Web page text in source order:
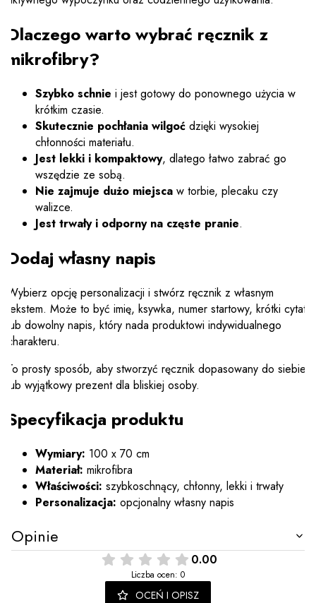
Dlaczego warto wybrać ręcznik z
mikrofibry?
Szybko schnie i jest gotowy do ponownego użycia w
krótkim czasie.
Skutecznie pochłania wilgoć dzięki wysokiej
chłonności materiału.
Jest lekki i kompaktowy, dlatego łatwo zabrać go
wszędzie ze sobą.
Nie zajmuje dużo miejsca w torbie, plecaku czy
walizce.
Jest trwały i odporny na częste pranie.
Dodaj własny napis
Wybierz opcję personalizacji i stwórz ręcznik z własnym
tekstem. Może to być imię, ksywka, numer startowy, krótki cytat
lub dowolny napis, który nada produktowi indywidualnego
charakteru.
To prosty sposób, aby stworzyć ręcznik dopasowany do siebie
lub wyjątkowy prezent dla bliskiej osoby.
Specyfikacja produktu
Wymiary: 100 x 70 cm
Materiał: mikrofibra
Właściwości: szybkoschnący, chłonny, lekki i trwały
Personalizacja: opcjonalny własny napis
Opinie
0.00
Liczba ocen: 0
OCEŃ I OPISZ